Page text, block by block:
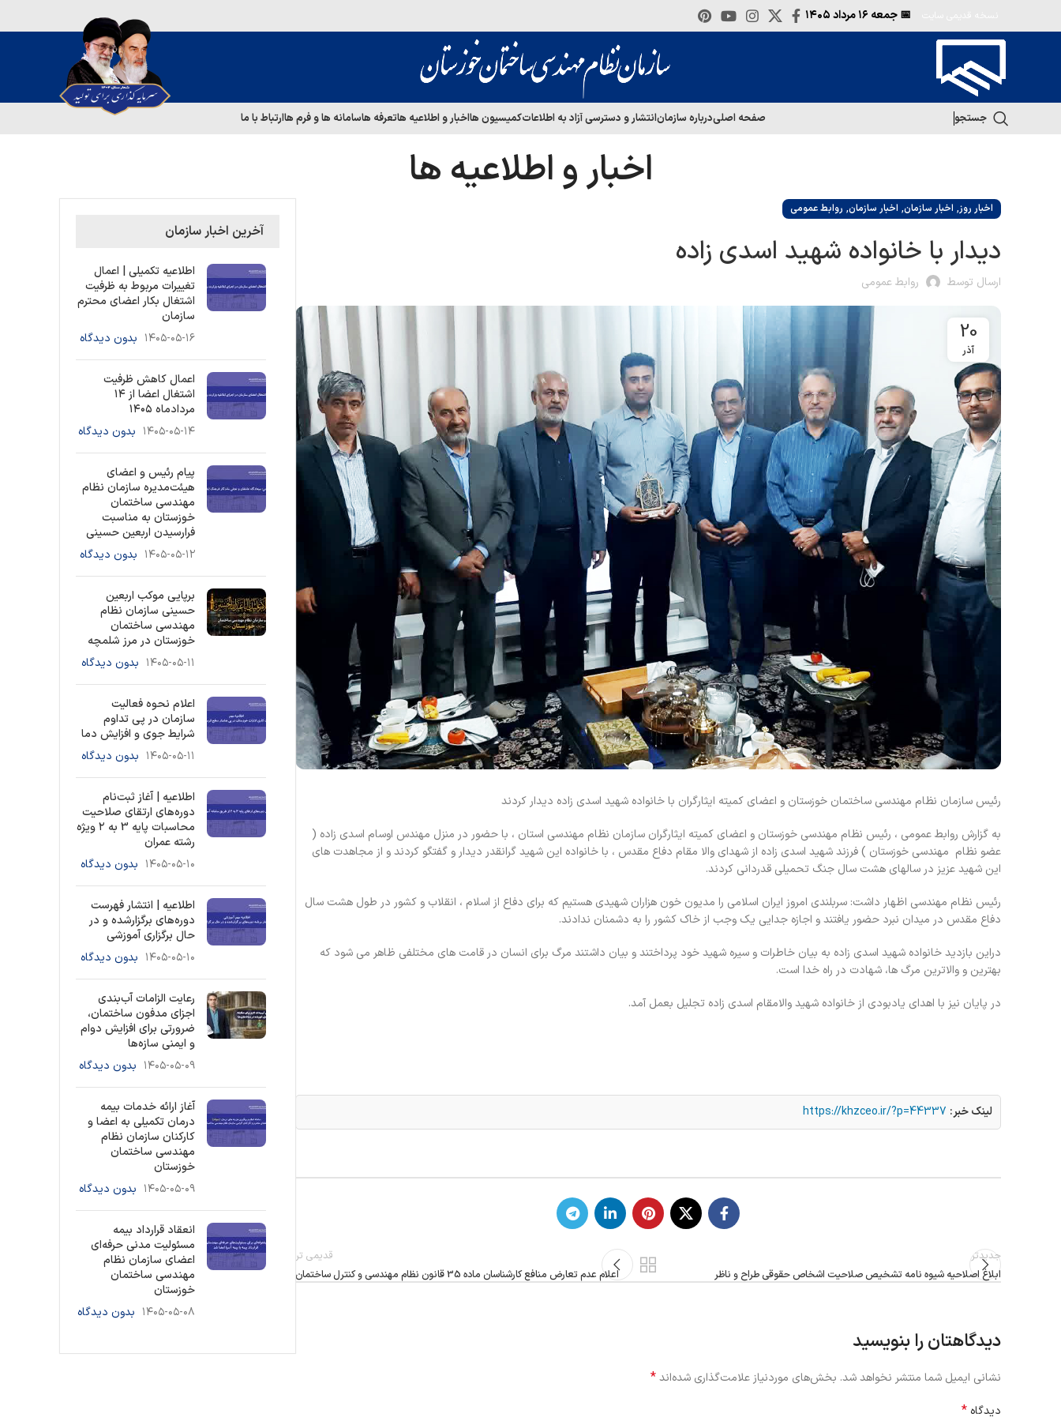
📅 جمعه
جستجو صفحه اصلیدرباره سازمانانتشار و دسترسی آزاد به اطلاعاتکمیسیون هااخبار و اطلاعیه هاتعرفه هاسامانه ها و فرم هاارتباط با ما
اخبار و اطلاعیه ها
اخبار روز, اخبار سازمان, اخبار سازمان, روابط عمومی
دیدار با خانواده شهید اسدی زاده
ارسال توسط روابط عمومی
20
آذر
رئیس سازمان نظام مهندسی ساختمان خوزستان و اعضای کمیته ایثارگران با خانواده شهید اسدی زاده دیدار کردند
به گزارش روابط عمومی ، رئیس نظام مهندسی خوزستان و اعضای کمیته ایثارگران سازمان نظام مهندسی استان ، با حضور در منزل مهندس اوسام اسدی زاده (
عضو نظام مهندسی خوزستان ) فرزند شهید اسدی زاده از شهدای والا مقام دفاع مقدس ، با خانواده این شهید گرانقدر دیدار و گفتگو کردند و از مجاهدت های
این شهید عزیز در سالهای هشت سال جنگ تحمیلی قدردانی کردند.
رئیس نظام مهندسی اظهار داشت: سربلندی امروز ایران اسلامی را مدیون خون هزاران شهیدی هستیم که برای دفاع از اسلام ، انقلاب و کشور در طول هشت سال
دفاع مقدس در میدان نبرد حضور یافتند و اجازه جدایی یک وجب از خاک کشور را به دشمنان ندادند.
دراین بازدید خانواده شهید اسدی زاده به بیان خاطرات و سیره شهید خود پرداختند و بیان داشتند مرگ برای انسان در قامت های مختلفی ظاهر می شود که
بهترین و والاترین مرگ ها، شهادت در راه خدا است.
در پایان نیز با اهدای یادبودی از خانواده شهید والامقام اسدی زاده تجلیل بعمل آمد.
لینک خبر: https://khzceo.ir/?p=44337
جدیدتر
ابلاغ اصلاحیه شیوه نامه تشخیص صلاحیت اشخاص حقوقی طراح و ناظر
قدیمی تر
اعلام عدم تعارض منافع کارشناسان ماده 35 قانون نظام مهندسی و کنترل ساختمان
دیدگاهتان را بنویسید
نشانی ایمیل شما منتشر نخواهد شد. بخش‌های موردنیاز علامت‌گذاری شده‌اند*
دیدگاه *
آخرین اخبار سازمان
اطلاعیه تکمیلی | اعمال
تغییرات مربوط به ظرفیت
اشتغال بکار اعضای محترم
سازمان
۱۴۰۵-۰۵-۱۶ بدون دیدگاه
اعمال کاهش ظرفیت
اشتغال اعضا از ۱۴
مردادماه ۱۴۰۵
۱۴۰۵-۰۵-۱۴ بدون دیدگاه
پیام رئیس و اعضای
هیئت‌مدیره سازمان نظام
مهندسی ساختمان
خوزستان به مناسبت
فرارسیدن اربعین حسینی
۱۴۰۵-۰۵-۱۲ بدون دیدگاه
برپایی موکب اربعین
حسینی سازمان نظام
مهندسی ساختمان
خوزستان در مرز شلمچه
۱۴۰۵-۰۵-۱۱ بدون دیدگاه
اعلام نحوه فعالیت
سازمان در پی تداوم
شرایط جوی و افزایش دما
۱۴۰۵-۰۵-۱۱ بدون دیدگاه
اطلاعیه | آغاز ثبت‌نام
دوره‌های ارتقای صلاحیت
محاسبات پایه 3 به ۲ ویژه
رشته عمران
۱۴۰۵-۰۵-۱۰ بدون دیدگاه
اطلاعیه | انتشار فهرست
دوره‌های برگزارشده و در
حال برگزاری آموزشی
۱۴۰۵-۰۵-۱۰ بدون دیدگاه
رعایت الزامات آب‌بندی
اجزای مدفون ساختمان،
ضرورتی برای افزایش دوام
و ایمنی سازه‌ها
۱۴۰۵-۰۵-۰۹ بدون دیدگاه
آغاز ارائه خدمات بیمه
درمان تکمیلی به اعضا و
کارکنان سازمان نظام
مهندسی ساختمان
خوزستان
۱۴۰۵-۰۵-۰۹ بدون دیدگاه
انعقاد قرارداد بیمه
مسئولیت مدنی حرفه‌ای
اعضای سازمان نظام
مهندسی ساختمان
خوزستان
۱۴۰۵-۰۵-۰۸ بدون دیدگاه